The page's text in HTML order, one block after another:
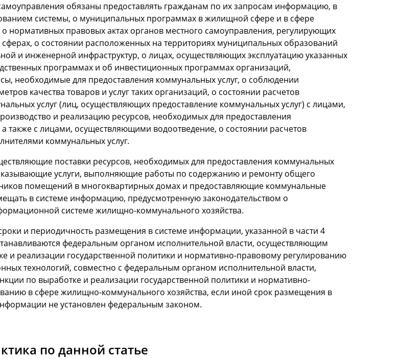
обязаны предоставлять гражданам по их запросам информацию, в
системы, о муниципальных программах в жилищной сфере и в сфере
о нормативных правовых актах органов местного самоуправления, регулирующих
о состоянии расположенных на территориях муниципальных образований
и инженерной инфраструктур, о лицах, осуществляющих эксплуатацию указанных
программах и об инвестиционных программах организаций,
необходимые для предоставления коммунальных услуг, о соблюдении
качества товаров и услуг таких организаций, о состоянии расчетов
услуг (лиц, осуществляющих предоставление коммунальных услуг) с лицами,
и реализацию ресурсов, необходимых для предоставления
а также с лицами, осуществляющими водоотведение, о состоянии расчетов
коммунальных услуг.
поставки ресурсов, необходимых для предоставления коммунальных
услуги, выполняющие работы по содержанию и ремонту общего
помещений в многоквартирных домах и предоставляющие коммунальные
в системе информацию, предусмотренную законодательством о
системе жилищно-коммунального хозяйства.
и периодичность размещения в системе информации, указанной в части 4
федеральным органом исполнительной власти, осуществляющим
и реализации государственной политики и нормативно-правовому регулированию
технологий, совместно с федеральным органом исполнительной власти,
по выработке и реализации государственной политики и нормативно-
в сфере жилищно-коммунального хозяйства, если иной срок размещения в
не установлен федеральным законом.
по данной статье